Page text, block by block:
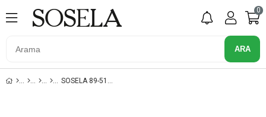
0
SOSELA 89-5103 SIYAH EL VALIZI